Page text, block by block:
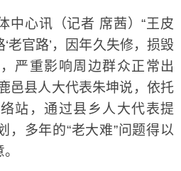
心讯（记者 席茜）“王皮
老官路’，因年久失修，损毁
严重影响周边群众正常出
邑县人大代表朱坤说，依托
站，通过县乡人大代表提
，多年的“老大难”问题得以